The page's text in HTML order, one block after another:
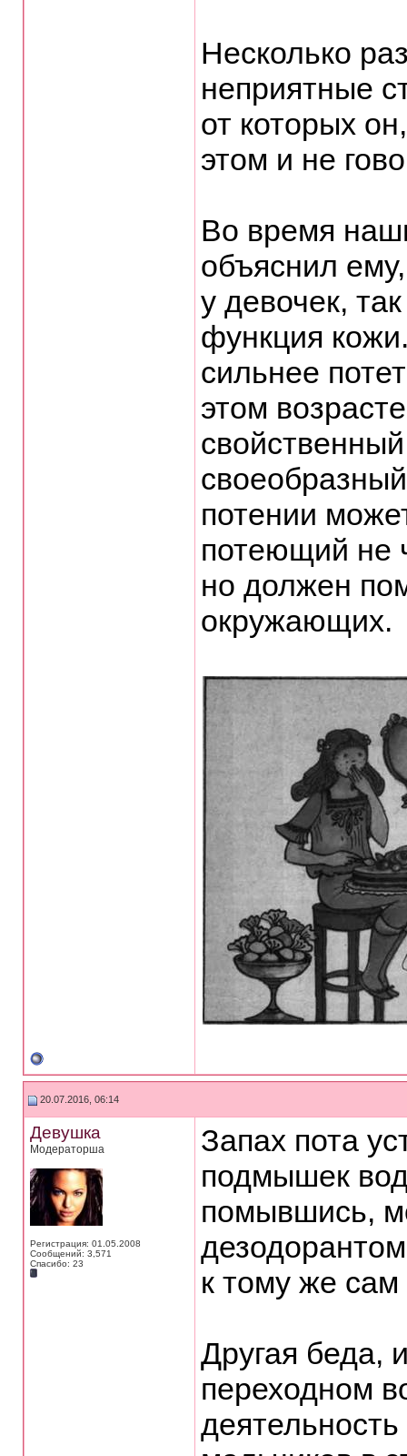
Несколько
неприятные
от которых
этом и не
Во время
объяснил
у девочек,
функция
сильнее
этом
потении
потеющий не
но должен
окружающих.
20.07.2016, 06:14
Девушка
Модераторша
Регистрация: 01.05.2008
Сообщений: 3,571
Спасибо: 23
Запах пота
подмышек
помывшись,
к тому же сам
Другая беда,
переходном